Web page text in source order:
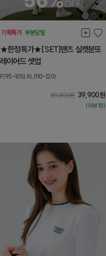
★한정특가★[SET]맨즈 실켓분또
레이어드 셋업
F(95-105),XL(110-120)
89,800원 39,900원
(리뷰:18)